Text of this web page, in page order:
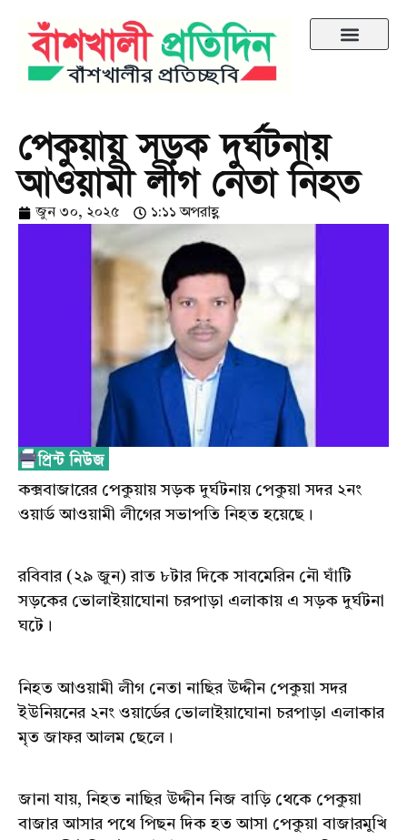
পেকুয়ায় সড়ক দুর্ঘটনায়
আওয়ামী লীগ নেতা নিহত ‎
জুন ৩০, ২০২৫ ১:১১ অপরাহ্ণ
কক্সবাজারের পেকুয়ায় সড়ক দুর্ঘটনায় পেকুয়া সদর ২নং
ওয়ার্ড আওয়ামী লীগের সভাপতি নিহত হয়েছে।
‎রবিবার (২৯ জুন) রাত ৮টার দিকে সাবমেরিন নৌ ঘাঁটি
সড়কের ভোলাইয়াঘোনা চরপাড়া এলাকায় এ সড়ক দুর্ঘটনা
ঘটে।
‎নিহত আওয়ামী লীগ নেতা নাছির উদ্দীন পেকুয়া সদর
ইউনিয়নের ২নং ওয়ার্ডের ভোলাইয়াঘোনা চরপাড়া এলাকার
মৃত জাফর আলম ছেলে।
‎জানা যায়, নিহত নাছির উদ্দীন নিজ বাড়ি থেকে পেকুয়া
বাজার আসার পথে পিছন দিক হত আসা পেকুয়া বাজারমুখি